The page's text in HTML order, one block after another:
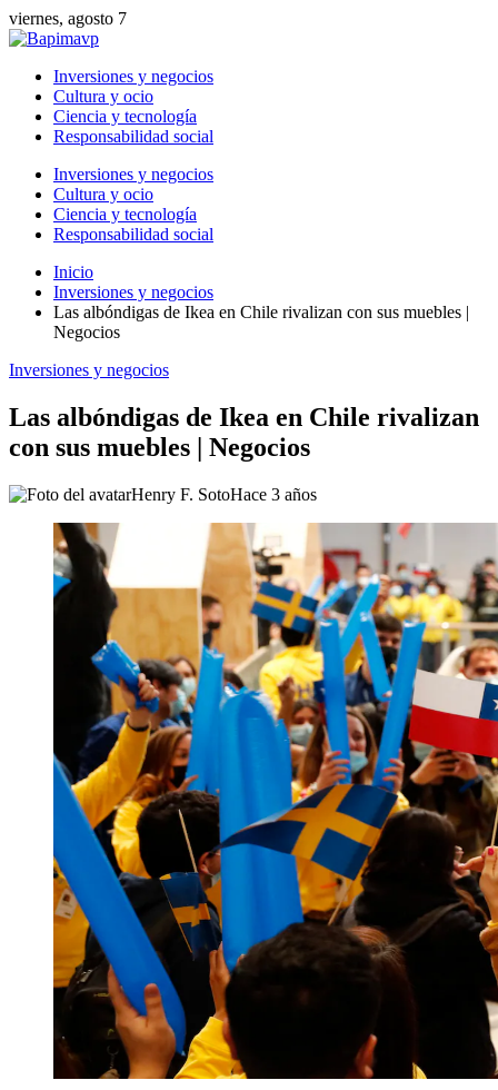
viernes, agosto 7
Inversiones y negocios
Cultura y ocio
Ciencia y tecnología
Responsabilidad social
Inversiones y negocios
Cultura y ocio
Ciencia y tecnología
Responsabilidad social
Inicio
Inversiones y negocios
Las albóndigas de Ikea en Chile rivalizan con sus muebles |
Negocios
Inversiones y negocios
Las albóndigas de Ikea en Chile rivalizan
con sus muebles | Negocios
Henry F. SotoHace 3 años